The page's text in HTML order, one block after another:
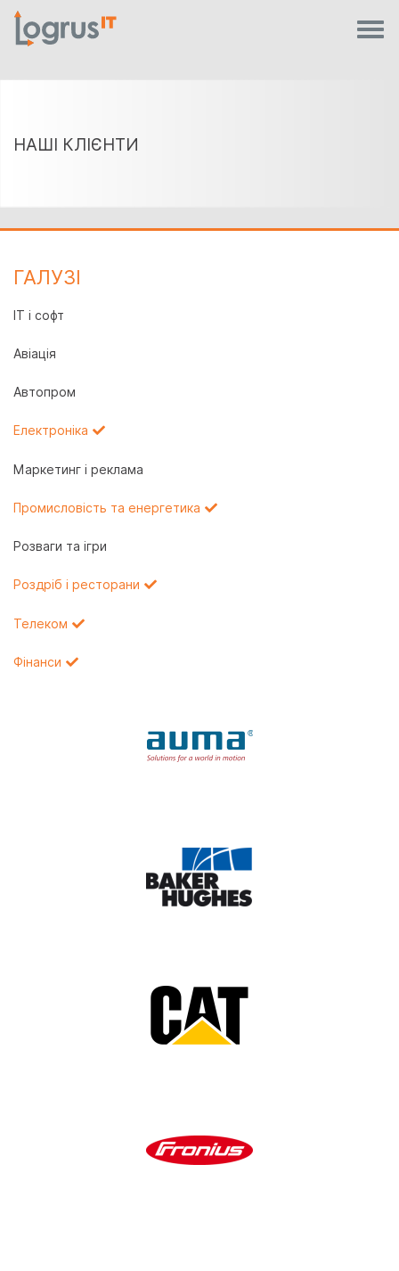
НАШІ КЛІЄНТИ
ГАЛУЗI
IT і софт
Авіація
Автопром
Електроніка
Маркетинг і реклама
Промисловість та енергетика
Розваги та ігри
Роздріб і ресторани
Телеком
Фінанси